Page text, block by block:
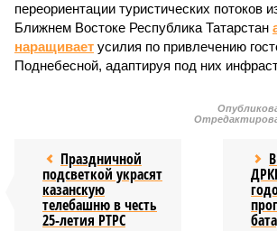
переориентации туристических потоков
Ближнем Востоке Республика Татарстан
наращивает усилия по привлечению
Поднебесной, адаптируя под них
Праздничной
подсветкой украсят
казанскую
телебашню в честь
25-летия РТРС